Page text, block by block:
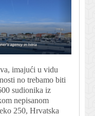
imajući u vidu
no trebamo biti
sudionika iz
nepisanom
250, Hrvatska